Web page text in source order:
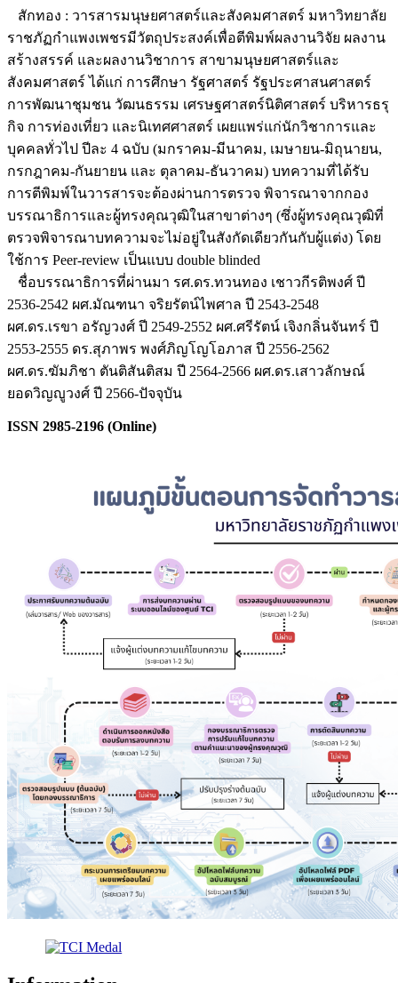
สักทอง : วารสารมนุษยศาสตร์และสังคมศาสตร์ มหาวิทยาลัย
ราชภัฏกำแพงเพชรมีวัตถุประสงค์เพื่อตีพิมพ์ผลงานวิจัย ผลงาน
สร้างสรรค์ และผลงานวิชาการ สาขามนุษยศาสตร์และ
สังคมศาสตร์ ได้แก่ การศึกษา รัฐศาสตร์ รัฐประศาสนศาสตร์
การพัฒนาชุมชน วัฒนธรรม เศรษฐศาสตร์นิติศาสตร์ บริหารธรุ
กิจ การท่องเที่ยว และนิเทศศาสตร์ เผยแพร่แก่นักวิชาการและ
บุคคลทั่วไป ปีละ 4 ฉบับ (มกราคม-มีนาคม, เมษายน-มิถุนายน,
กรกฎาคม-กันยายน และ ตุลาคม-ธันวาคม) บทความที่ได้รับ
การตีพิมพ์ในวารสารจะต้องผ่านการตรวจ พิจารณาจากกอง
บรรณาธิการและผู้ทรงคุณวุฒิในสาขาต่างๆ (ซึ่งผู้ทรงคุณวุฒิที่
ตรวจพิจารณาบทความจะไม่อยู่ในสังกัดเดียวกันกับผู้แต่ง) โดย
ใช้การ Peer-review เป็นแบบ double blinded
ชื่อบรรณาธิการที่ผ่านมา รศ.ดร.ทวนทอง เชาวกีรติพงศ์ ปี
2536-2542 ผศ.มัณฑนา จริยรัตน์ไพศาล ปี 2543-2548
ผศ.ดร.เรขา อรัญวงศ์ ปี 2549-2552 ผศ.ศรีรัตน์ เจิงกลิ่นจันทร์ ปี
2553-2555 ดร.สุภาพร พงศ์ภิญโญโอภาส ปี 2556-2562
ผศ.ดร.ฆัมภิชา ตันติสันติสม ปี 2564-2566 ผศ.ดร.เสาวลักษณ์
ยอดวิญญูวงศ์ ปี 2566-ปัจจุบัน
ISSN 2985-2196 (Online)